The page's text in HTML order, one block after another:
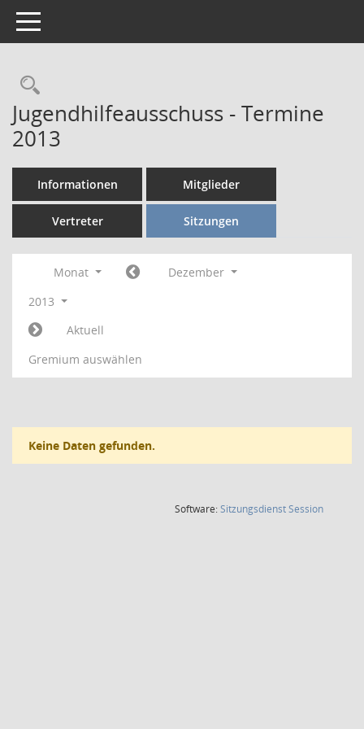
Toggle navigation
Rechercheauswahl
Jugendhilfeausschuss - Termine
2013
Informationen Mitglieder
Vertreter Sitzungen
Monat
Dezember
2013
Aktuell
Gremium auswählen
Keine Daten gefunden.
Software:SitzungsdienstSession(Wird in